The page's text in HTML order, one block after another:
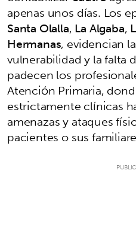
apenas unos días. Los
Santa Olalla,La Algaba,
Hermanas, evidencian
vulnerabilidad y la falta
padecen los
Atención Primaria,
estrictamente clínicas
amenazas y ataques
pacientes o sus